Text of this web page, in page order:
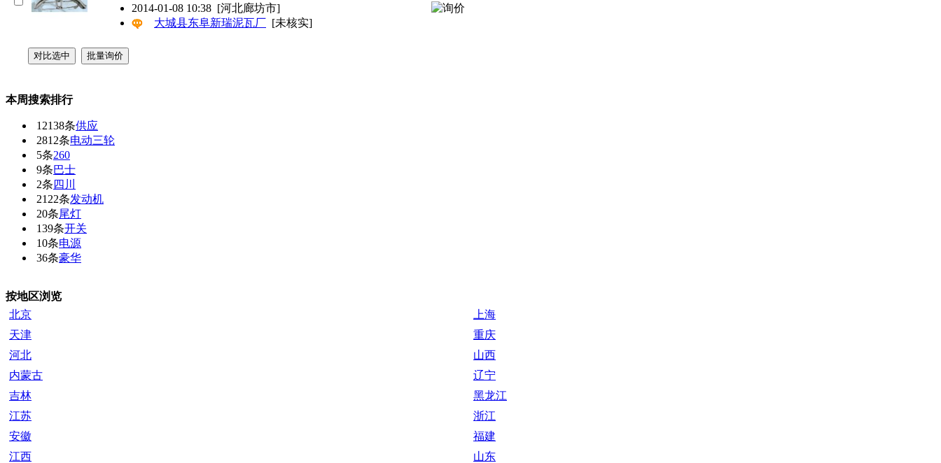
2014-01-08 10:38 [河北廊坊市]
大城县东阜新瑞泥瓦厂 [未核实]
本周搜索排行
12138条供应
2812条电动三轮
5条260
9条巴士
2条 四川
2122条发动机
20条尾灯
139条开关
10条电源
36条豪华
按地区浏览
北京
上海
天津
重庆
河北
山西
内蒙古
辽宁
吉林
黑龙江
江苏
浙江
安徽
福建
江西
山东